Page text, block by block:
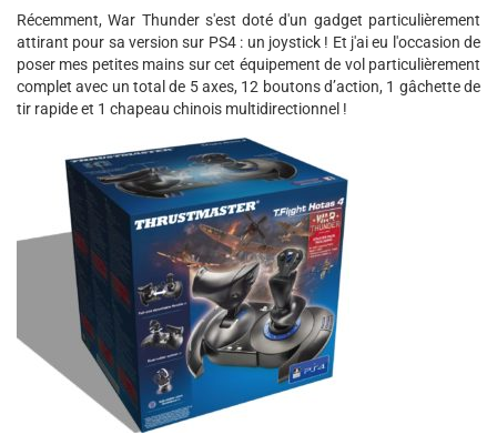
Récemment, War Thunder s'est doté d'un gadget particulièrement
attirant pour sa version sur PS4 : un joystick ! Et j'ai eu l'occasion de
poser mes petites mains sur cet équipement de vol particulièrement
complet avec un total de 5 axes, 12 boutons d’action, 1 gâchette de
tir rapide et 1 chapeau chinois multidirectionnel !